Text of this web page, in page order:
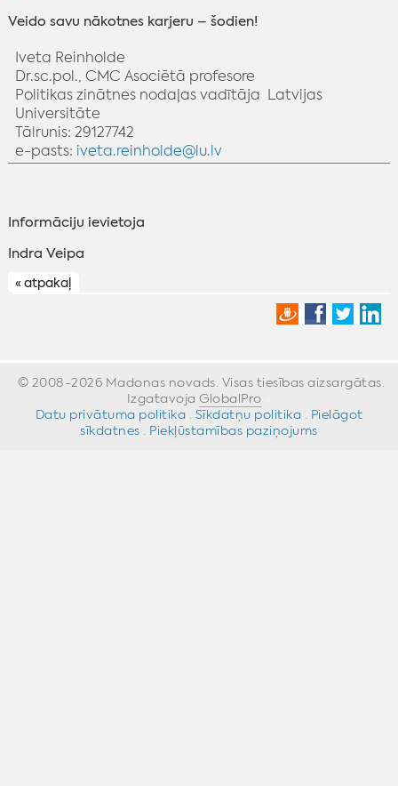
Veido savu nākotnes karjeru – šodien!
Iveta Reinholde
Dr.sc.pol., CMC Asociētā profesore
Politikas zinātnes nodaļas vadītāja Latvijas
Universitāte
Tālrunis: 29127742
e-pasts: iveta.reinholde@lu.lv
Informāciju ievietoja
‌Indra Veipa
« atpakaļ
© 2008-2026 Madonas novads. Visas tiesības aizsargātas.
Izgatavoja GlobalPro
Datu privātuma politika · Sīkdatņu politika · Pielāgot
sīkdatnes · Piekļūstamības paziņojums